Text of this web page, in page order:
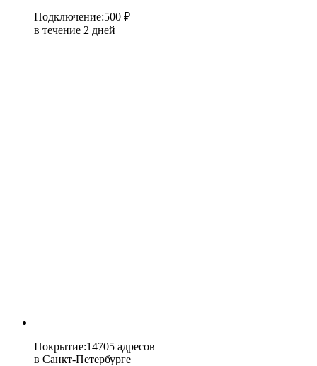
Подключение:500 ₽
в течение 2 дней
Покрытие:14705 адресов
в Санкт-Петербурге